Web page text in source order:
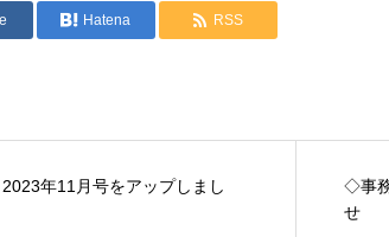
Hatena RSS
年11月号をアップしまし
◇事
せ